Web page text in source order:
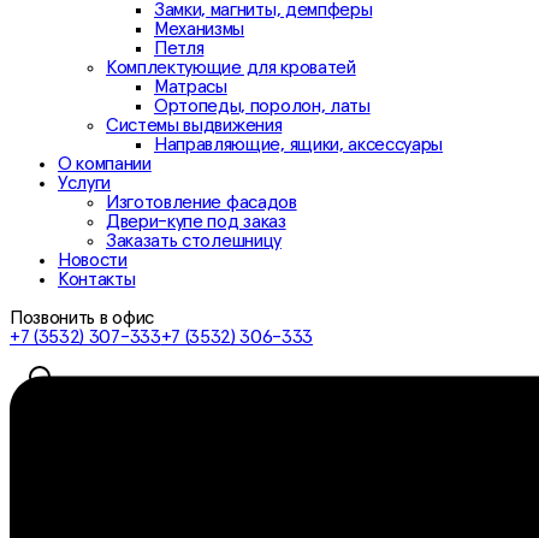
Замки, магниты, демпферы
Механизмы
Петля
Комплектующие для кроватей
Матрасы
Ортопеды, поролон, латы
Системы выдвижения
Направляющие, ящики, аксессуары
О компании
Услуги
Изготовление фасадов
Двери-купе под заказ
Заказать столешницу
Новости
Контакты
Позвонить в офис
+7 (3532) 307-333+7 (3532) 306-333